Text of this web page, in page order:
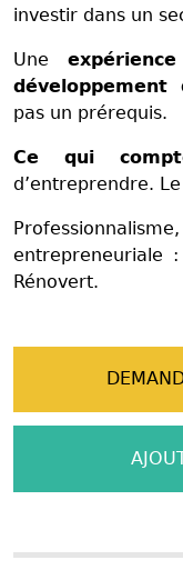
investir dans un
Une
pas un prérequis.
Ce qui
d’entreprendre.
entrepreneuriale
Rénovert.